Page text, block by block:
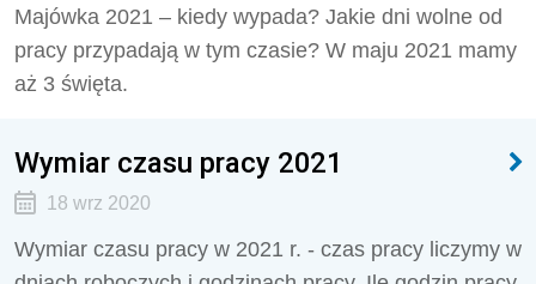
Majówka 2021 – kiedy wypada? Jakie dni wolne od
pracy przypadają w tym czasie? W maju 2021 mamy
aż 3 święta.
Wymiar czasu pracy 2021
18 wrz 2020
Wymiar czasu pracy w 2021 r. - czas pracy liczymy w